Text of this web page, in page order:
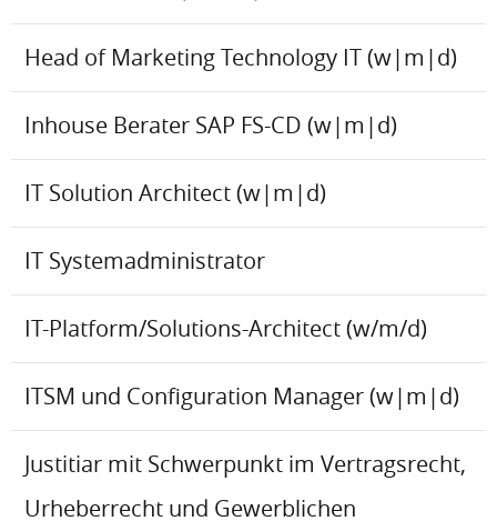
Head of Marketing Technology IT (w|m|d)
Inhouse Berater SAP FS-CD (w|m|d)
IT Solution Architect (w|m|d)
IT Systemadministrator
IT-Platform/Solutions-Architect (w/m/d)
ITSM und Configuration Manager (w|m|d)
Justitiar mit Schwerpunkt im Vertragsrecht,
Urheberrecht und Gewerblichen